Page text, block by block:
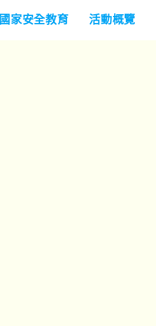
國家安全教育 活動概覽